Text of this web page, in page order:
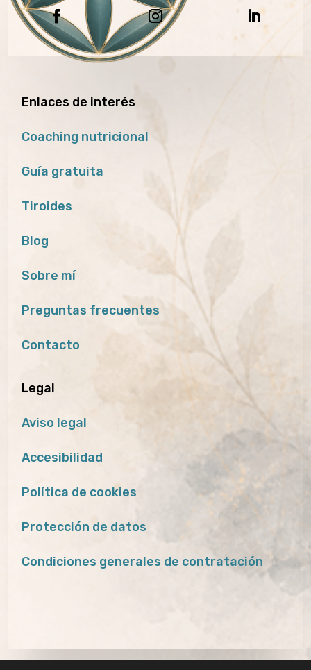
Enlaces de interés
Coaching nutricional
Guía gratuita
Tiroides
Blog
Sobre mí
Preguntas frecuentes
Contacto
Legal
Aviso legal
Accesibilidad
Política de cookies
Protección de datos
Condiciones generales de contratación